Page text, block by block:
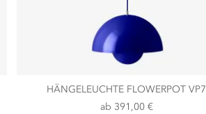
HÄNGELEUCHTE FLOWERPOT VP7
ab 391,00 €